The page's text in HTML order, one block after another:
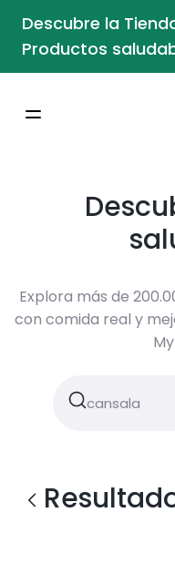
Descubre la
Productos
Explora más de
con comida real y